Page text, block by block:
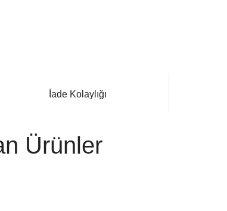
İade Kolaylığı
Ürünler